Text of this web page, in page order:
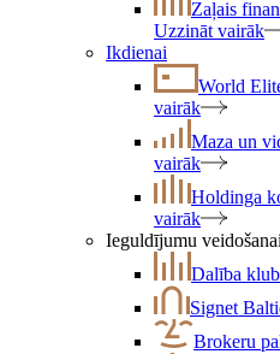
Zaļais
Uzzināt vairāk
Ikdienai
World
vairāk
Maza un
vairāk
Holdinga
vairāk
Ieguldījumu veidošanai
Dalība
Signet
Brokeru